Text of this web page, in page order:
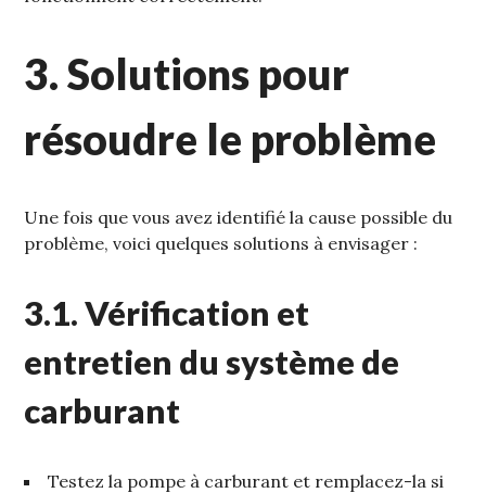
3. Solutions pour
résoudre le problème
Une fois que vous avez identifié la cause possible du
problème‚ voici quelques solutions à envisager :
3.1. Vérification et
entretien du système de
carburant
Testez la pompe à carburant et remplacez-la si